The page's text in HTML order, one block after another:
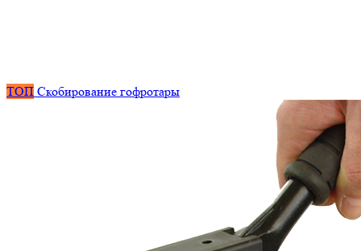
ТОП Скобирование гофротары